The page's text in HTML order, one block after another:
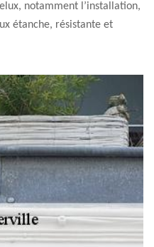
notamment l’installation,
étanche, résistante et